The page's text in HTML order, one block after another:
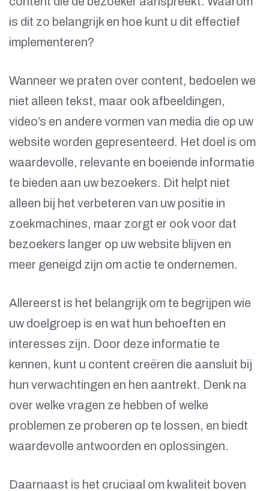
is dit zo belangrijk en hoe kunt u dit effectief
implementeren?
Wanneer we praten over content, bedoelen we
niet alleen tekst, maar ook afbeeldingen,
video’s en andere vormen van media die op uw
website worden gepresenteerd. Het doel is om
waardevolle, relevante en boeiende informatie
te bieden aan uw bezoekers. Dit helpt niet
alleen bij het verbeteren van uw positie in
zoekmachines, maar zorgt er ook voor dat
bezoekers langer op uw website blijven en
meer geneigd zijn om actie te ondernemen.
Allereerst is het belangrijk om te begrijpen wie
uw doelgroep is en wat hun behoeften en
interesses zijn. Door deze informatie te
kennen, kunt u content creëren die aansluit bij
hun verwachtingen en hen aantrekt. Denk na
over welke vragen ze hebben of welke
problemen ze proberen op te lossen, en biedt
waardevolle antwoorden en oplossingen.
Daarnaast is het cruciaal om kwaliteit boven